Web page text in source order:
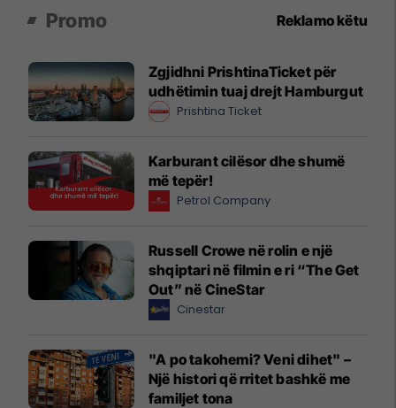
Promo Reklamo këtu
Zgjidhni PrishtinaTicket për
udhëtimin tuaj drejt Hamburgut
Prishtina Ticket
Karburant cilësor dhe shumë
më tepër!
Petrol Company
Russell Crowe në rolin e një
shqiptari në filmin e ri “The Get
Out” në CineStar
Cinestar
"A po takohemi? Veni dihet" –
Një histori që rritet bashkë me
familjet tona